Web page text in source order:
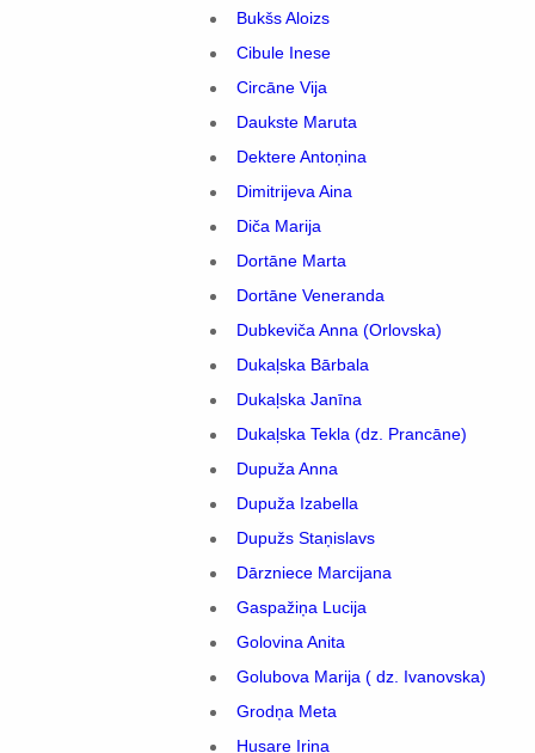
Bukšs Aloizs
Cibule Inese
Circāne Vija
Daukste Maruta
Dektere Antoņina
Dimitrijeva Aina
Diča Marija
Dortāne Marta
Dortāne Veneranda
Dubkeviča Anna (Orlovska)
Dukaļska Bārbala
Dukaļska Janīna
Dukaļska Tekla (dz. Prancāne)
Dupuža Anna
Dupuža Izabella
Dupužs Staņislavs
Dārzniece Marcijana
Gaspažiņa Lucija
Golovina Anita
Golubova Marija ( dz. Ivanovska)
Grodņa Meta
Husare Irina